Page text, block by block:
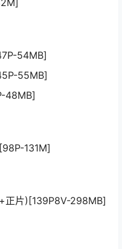
54MB]
55MB]
48MB]
131M]
正片)[139P8V-298MB]